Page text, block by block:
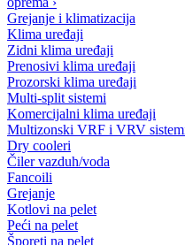
Grejanje i klimatizacija
Klima uređaji
Zidni klima uređaji
Prenosivi klima uređaji
Prozorski klima uređaji
Multi-split sistemi
Komercijalni klima uređaji
Multizonski VRF i VRV
Dry cooleri
Čiler vazduh/voda
Fancoili
Grejanje
Kotlovi na pelet
Peći na pelet
Šporeti na pelet